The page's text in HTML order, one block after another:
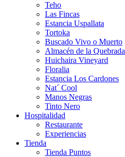
Teho
Las Fincas
Estancia Uspallata
Tortoka
Buscado Vivo o Muerto
Almacén de la Quebrada
Huichaira Vineyard
Floralia
Estancia Los Cardones
Nat´ Cool
Manos Negras
Tinto Nero
Hospitalidad
Restaurante
Experiencias
Tienda
Tienda Puntos